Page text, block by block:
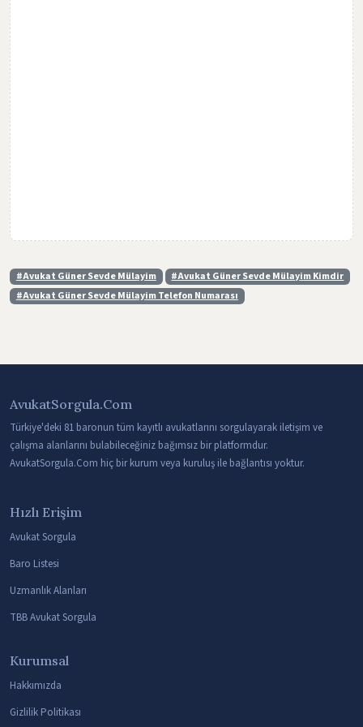
#Avukat Güner Sevde Mülayim
#Avukat Güner Sevde Mülayim Kimdir
#Avukat Güner Sevde Mülayim Telefon Numarası
AvukatSorgula.Com
Türkiye'deki 81 baronun tüm kayıtlı avukatlarını sorgulayarak iletişim ve
çalışma alanlarını bulabileceğiniz bağımsız bir platformdur.
AvukatSorgula.Com hiç bir kurum veya kuruluş ile bağlantısı yoktur.
Hızlı Erişim
Avukat Sorgula
Baro Listesi
Uzmanlık Alanları
TBB Avukat Sorgula
Kurumsal
Hakkımızda
Gizlilik Politikası